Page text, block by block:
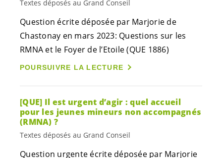
Textes déposés au Grand Conseil
Question écrite déposée par Marjorie de
Chastonay en mars 2023: Questions sur les
RMNA et le Foyer de l’Etoile (QUE 1886)
POURSUIVRE LA LECTURE
[QUE] Il est urgent d’agir : quel accueil
pour les jeunes mineurs non accompagnés
(RMNA) ?
Textes déposés au Grand Conseil
Question urgente écrite déposée par Marjorie